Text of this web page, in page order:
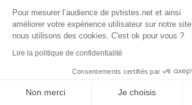
LIENS UTILES
Linkedin Youtube X
Pour mesurer l’audience de pvtistes.net et ainsi
améliorer votre expérience utilisateur sur notre site,
nous utilisons des cookies. C'est ok pour vous ?
Lire la politique de confidentialité
Consentements certifiés par
Non merci Je choisis